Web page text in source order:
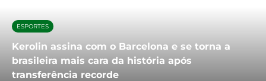
ESPORTES
Kerolin assina com o Barcelona e se torna a
brasileira mais cara da história após
transferência recorde